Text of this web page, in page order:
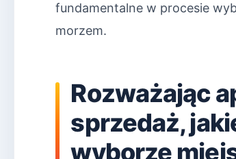
fundamentalne w procesie
morzem.
Rozważając
sprzedaż,
wyborze